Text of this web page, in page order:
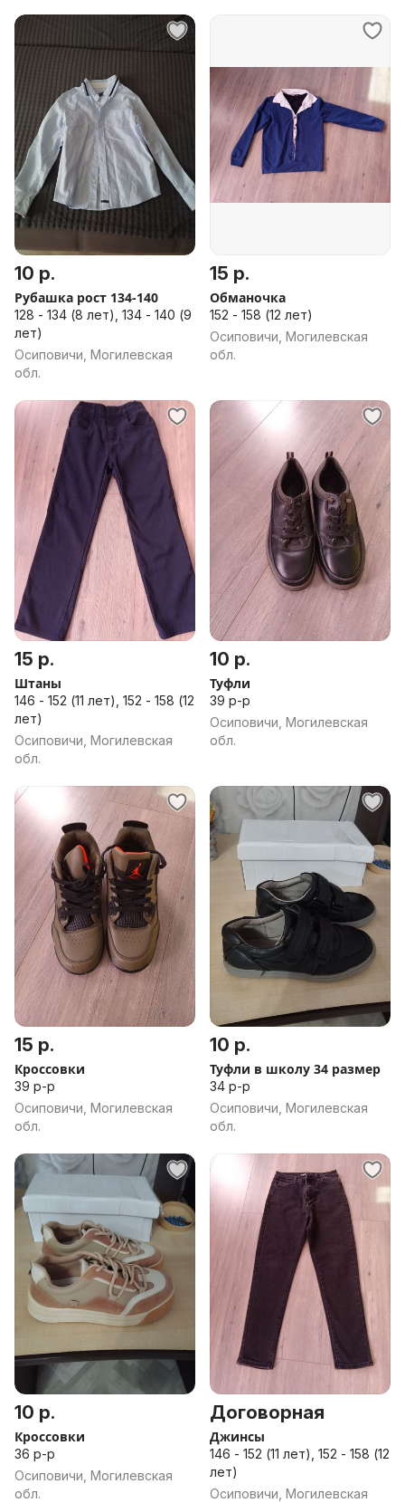
10 р.
Рубашка рост 134-140
128 - 134 (8 лет), 134 - 140 (9
лет)
Осиповичи, Могилевская
обл.
15 р.
Обманочка
152 - 158 (12 лет)
Осиповичи, Могилевская
обл.
15 р.
Штаны
146 - 152 (11 лет), 152 - 158 (12
лет)
Осиповичи, Могилевская
обл.
10 р.
Туфли
39 р-р
Осиповичи, Могилевская
обл.
15 р.
Кроссовки
39 р-р
Осиповичи, Могилевская
обл.
10 р.
Туфли в школу 34 размер
34 р-р
Осиповичи, Могилевская
обл.
10 р.
Кроссовки
36 р-р
Осиповичи, Могилевская
обл.
Договорная
Джинсы
146 - 152 (11 лет), 152 - 158 (12
лет)
Осиповичи, Могилевская